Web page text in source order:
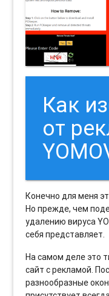
Как
от
Конечно для меня
Но прежде, чем
удалению вируса
себя представляет.
На самом деле это
сайт с рекламой.
разнообразные